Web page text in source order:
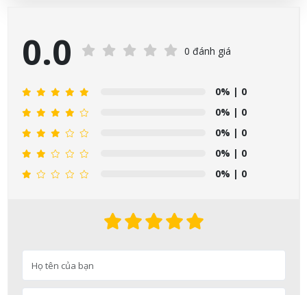
0.0 0 đánh giá
0% | 0
0% | 0
0% | 0
0% | 0
0% | 0